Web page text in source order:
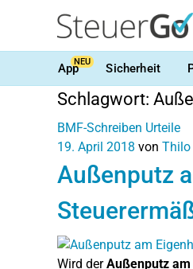
AppNEU Sicherheit
Schlagwort:
BMF-Schreiben Urteile
19. April 2018 von Thilo
Außenputz
Wird derAußenputz